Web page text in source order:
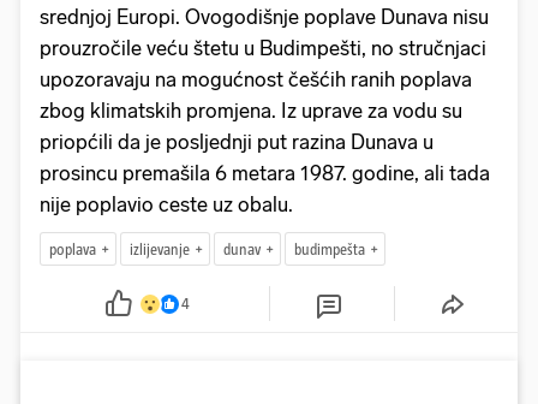
srednjoj Europi. Ovogodišnje poplave Dunava nisu
prouzročile veću štetu u Budimpešti, no stručnjaci
upozoravaju na mogućnost češćih ranih poplava
zbog klimatskih promjena. Iz uprave za vodu su
priopćili da je posljednji put razina Dunava u
prosincu premašila 6 metara 1987. godine, ali tada
nije poplavio ceste uz obalu.
poplava izlijevanje dunav budimpešta
4